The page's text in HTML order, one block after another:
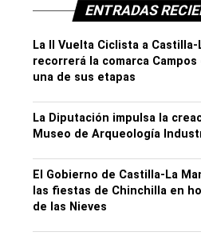
ENTRADAS
La II Vuelta Ciclista a Castilla-
recorrerá la comarca
una de sus etapas
La Diputación impulsa la
Museo de Arqueología
El Gobierno de Castilla-La
las fiestas de Chinchilla en
de las Nieves